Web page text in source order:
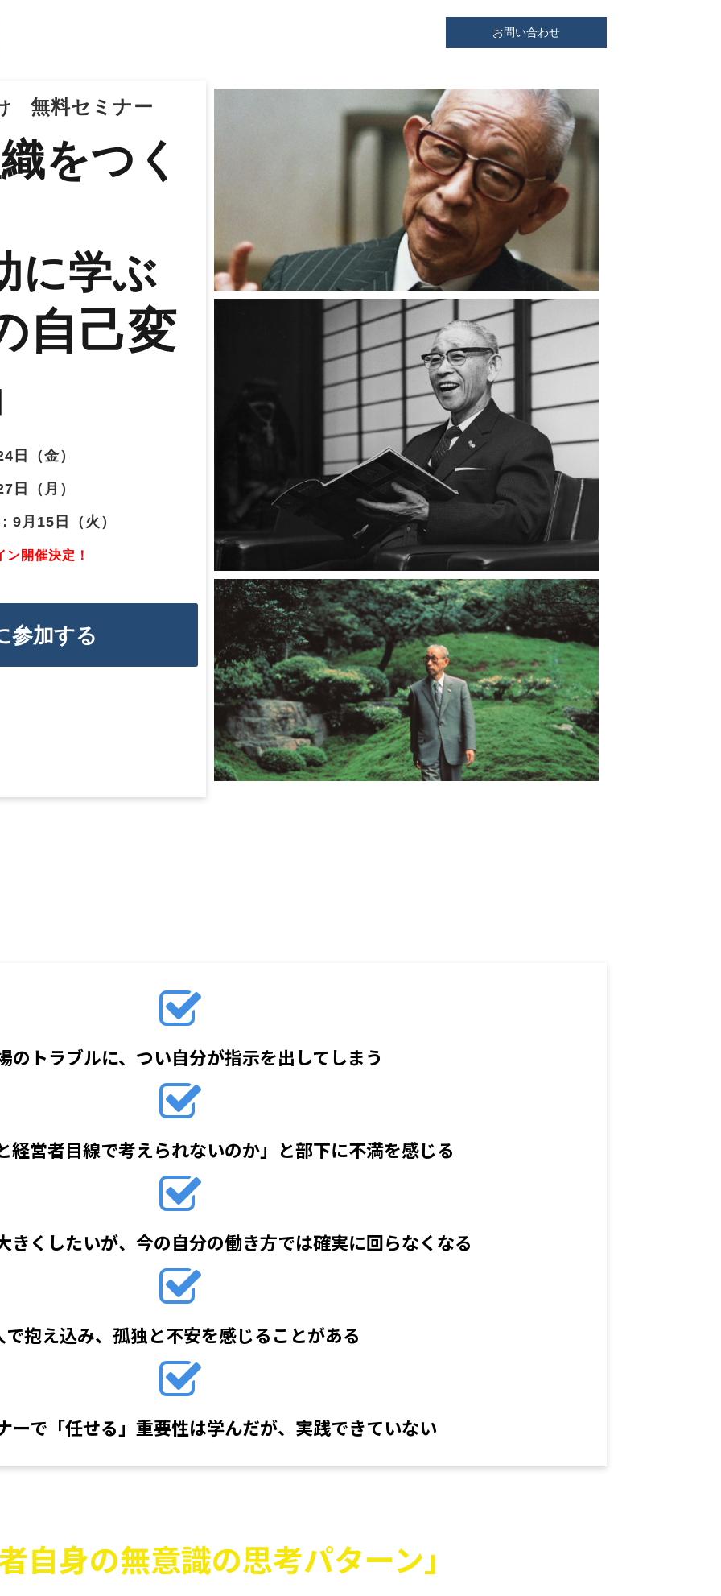
お問い合わせ
無料セミナー
をつく
に学ぶ
自己変
24日（金）
（月）
日（火）
開催決定！
参加する
のトラブルに、つい自分が指示を出してしまう
経営者目線で考えられないのか」と部下に不満を感じる
きくしたいが、今の自分の働き方では確実に回らなくなる
抱え込み、孤独と不安を感じることがある
ーで「任せる」重要性は学んだが、実践できていない
者自身の無意識の思考パターン」